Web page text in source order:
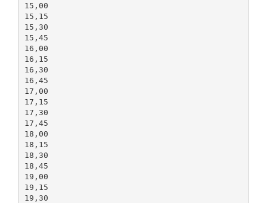
15,00
15,15
15,30
15,45
16,00
16,15
16,30
16,45
17,00
17,15
17,30
17,45
18,00
18,15
18,30
18,45
19,00
19,15
19,30